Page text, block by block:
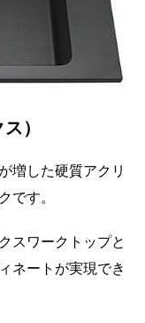
）
増した硬質アクリ
です。
スワークトップと
ネートが実現でき